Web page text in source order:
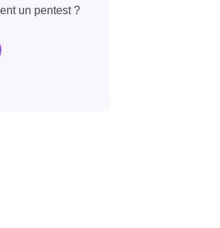
un pentest ?